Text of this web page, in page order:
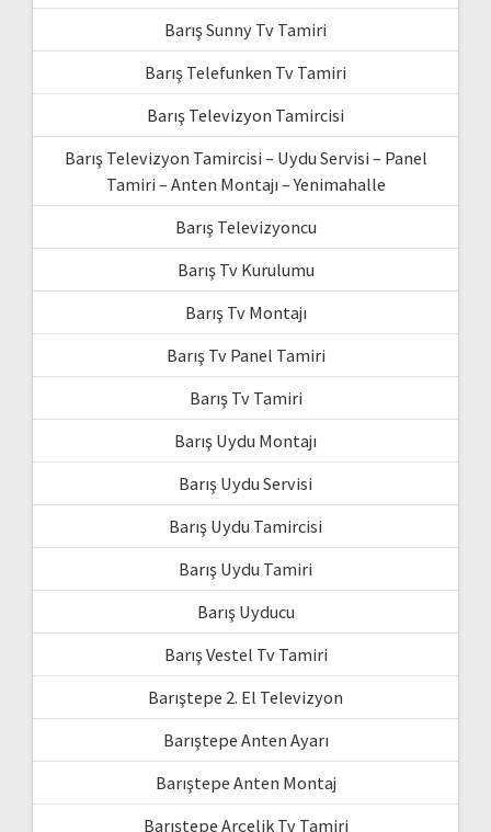
Barış Sunny Tv Tamiri
Barış Telefunken Tv Tamiri
Barış Televizyon Tamircisi
Barış Televizyon Tamircisi – Uydu Servisi – Panel
Tamiri – Anten Montajı – Yenimahalle
Barış Televizyoncu
Barış Tv Kurulumu
Barış Tv Montajı
Barış Tv Panel Tamiri
Barış Tv Tamiri
Barış Uydu Montajı
Barış Uydu Servisi
Barış Uydu Tamircisi
Barış Uydu Tamiri
Barış Uyducu
Barış Vestel Tv Tamiri
Barıştepe 2. El Televizyon
Barıştepe Anten Ayarı
Barıştepe Anten Montaj
Barıştepe Arçelik Tv Tamiri